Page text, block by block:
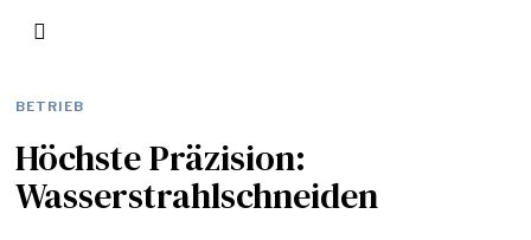
BETRIEB
Höchste Präzision:
Wasserstrahlschneiden